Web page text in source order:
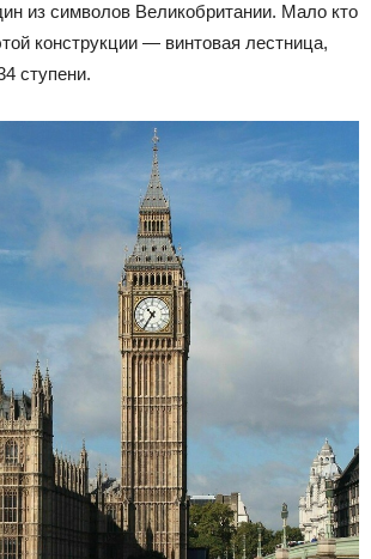
из символов Великобритании. Мало кто
конструкции — винтовая лестница,
ступени.